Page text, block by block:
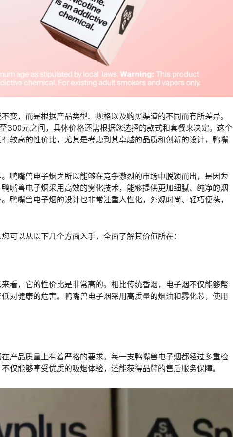
变，而是根据产品类型、规格以及购买渠道的不同而有所差异。
300元之间，具体价格还需根据您选择的款式和套餐来决定。这个
较高的性价比，尤其是考虑到其卓越的品质和创新的设计，鸭嘴
鸭嘴兽电子烟之所以能够在竞争激烈的市场中脱颖而出，是因为
嘴兽电子烟采用高效的雾化技术，能够提供更加细腻、纯净的烟
鸭嘴兽电子烟的设计也非常注重人性化，外观时尚、轻巧便携，
可以从以下几个方面入手，全面了解其价值所在：
看，它的性价比是非常高的。相比传统香烟，电子烟不仅能够帮
对健康的危害。鸭嘴兽电子烟采用高质量的烟油和雾化芯，使用
产品质量上有着严格的要求。每一支鸭嘴兽电子烟都经过多重检
仅能够享受优质的吸烟体验，还能获得品牌的售后服务保障。